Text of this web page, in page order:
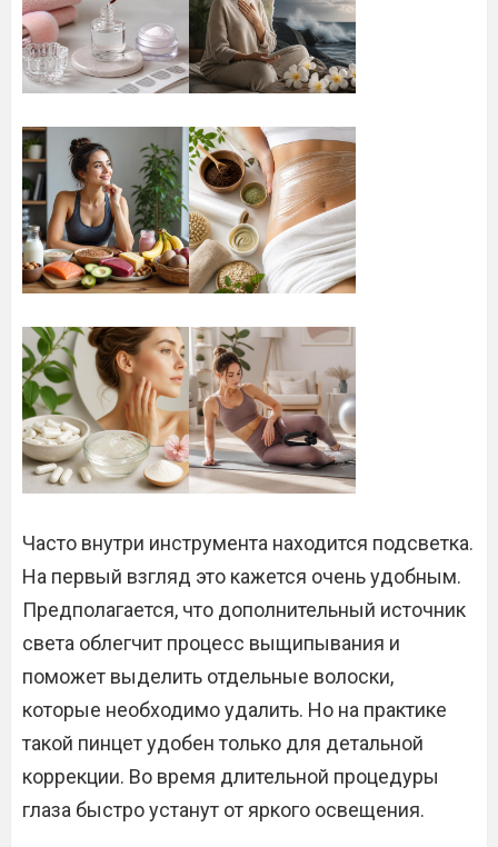
Часто внутри инструмента находится подсветка.
На первый взгляд это кажется очень удобным.
Предполагается, что дополнительный источник
света облегчит процесс выщипывания и
поможет выделить отдельные волоски,
которые необходимо удалить. Но на практике
такой пинцет удобен только для детальной
коррекции. Во время длительной процедуры
глаза быстро устанут от яркого освещения.